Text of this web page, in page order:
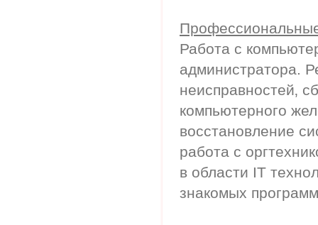
Работа с
администратора.
неисправностей‚
компьютерного
восстановление
работа с
в области IT
знакомых